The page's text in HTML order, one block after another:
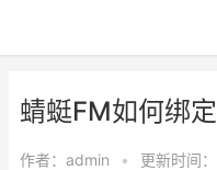
蜻蜓FM如何绑
作者： admin • 更新时间